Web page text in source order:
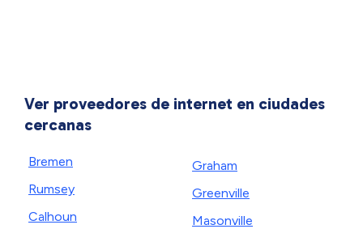
Ver proveedores de internet en ciudades
cercanas
Bremen
Rumsey
Calhoun
Graham
Greenville
Masonville